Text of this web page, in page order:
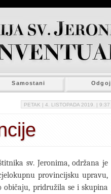
Samostani Odgoj
PETAK | 4. LISTOPADA 2019. | 9:37
sv. Jeronima, održana je
provincijsku upravu,
običaju, pridružila se i skupina